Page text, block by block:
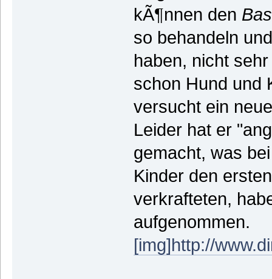
kÃ¶nnen den
so behandeln
haben, nicht
schon Hund und
versucht ein
Leider hat er
gemacht, was
Kinder den
verkrafteten,
aufgenommen.
[img]http://